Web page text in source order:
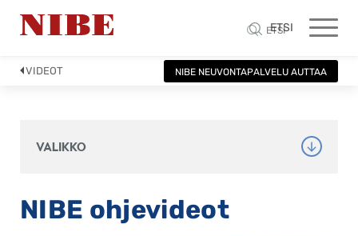
ETSI
ETSI
VIDEOT NIBE NEUVONTAPALVELU AUTTAA
VALIKKO
NIBE ohjevideot